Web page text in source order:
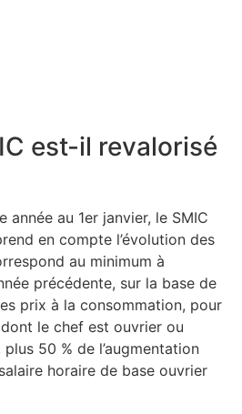
est-il revalorisé
année au 1er janvier, le SMIC
en compte l’évolution des
au minimum à
précédente, sur la base de
prix à la consommation, pour
le chef est ouvrier ou
50 % de l’augmentation
horaire de base ouvrier